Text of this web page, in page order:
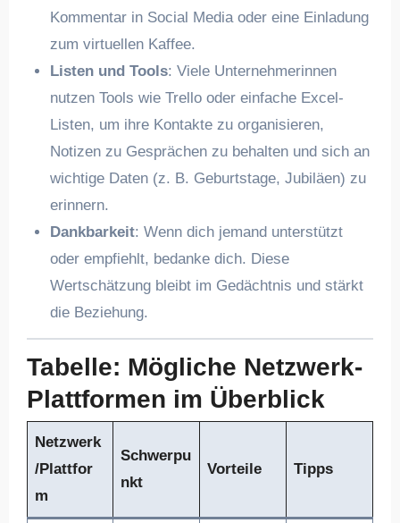
Kommentar in Social Media oder eine Einladung
zum virtuellen Kaffee.
Listen und Tools: Viele Unternehmerinnen
nutzen Tools wie Trello oder einfache Excel-
Listen, um ihre Kontakte zu organisieren,
Notizen zu Gesprächen zu behalten und sich an
wichtige Daten (z. B. Geburtstage, Jubiläen) zu
erinnern.
Dankbarkeit: Wenn dich jemand unterstützt
oder empfiehlt, bedanke dich. Diese
Wertschätzung bleibt im Gedächtnis und stärkt
die Beziehung.
Tabelle: Mögliche Netzwerk-
Plattformen im Überblick
Netzwerk
/Plattfor
m
Schwerpu
nkt
Vorteile Tipps